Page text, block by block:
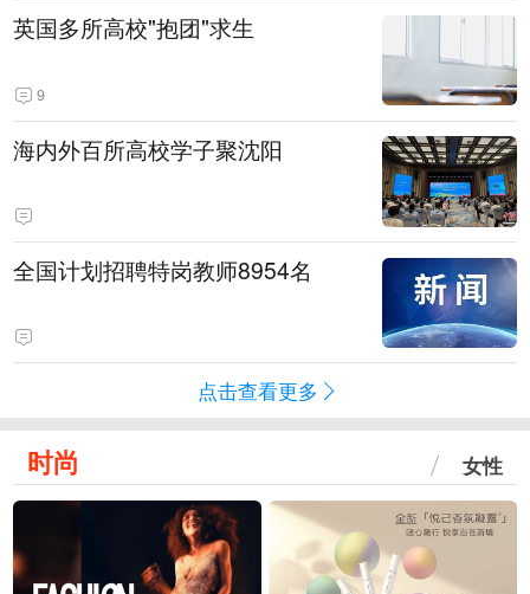
英国多所高校"抱团"求生
9
海内外百所高校学子聚沈阳
全国计划招聘特岗教师8954名
点击查看更多
时尚 女性